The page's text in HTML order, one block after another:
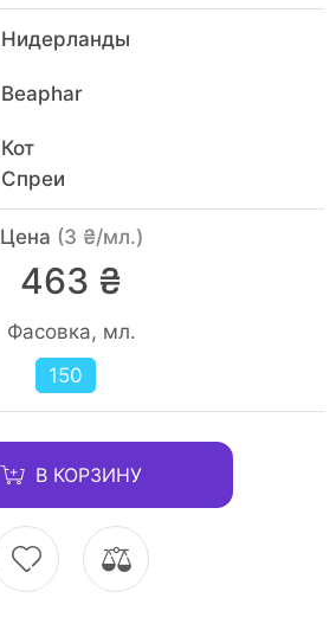
Нидерланды
Beaphar
Кот
Спреи
Цена (3 ₴/мл.)
463 ₴
Фасовка, мл.
150
В КОРЗИНУ